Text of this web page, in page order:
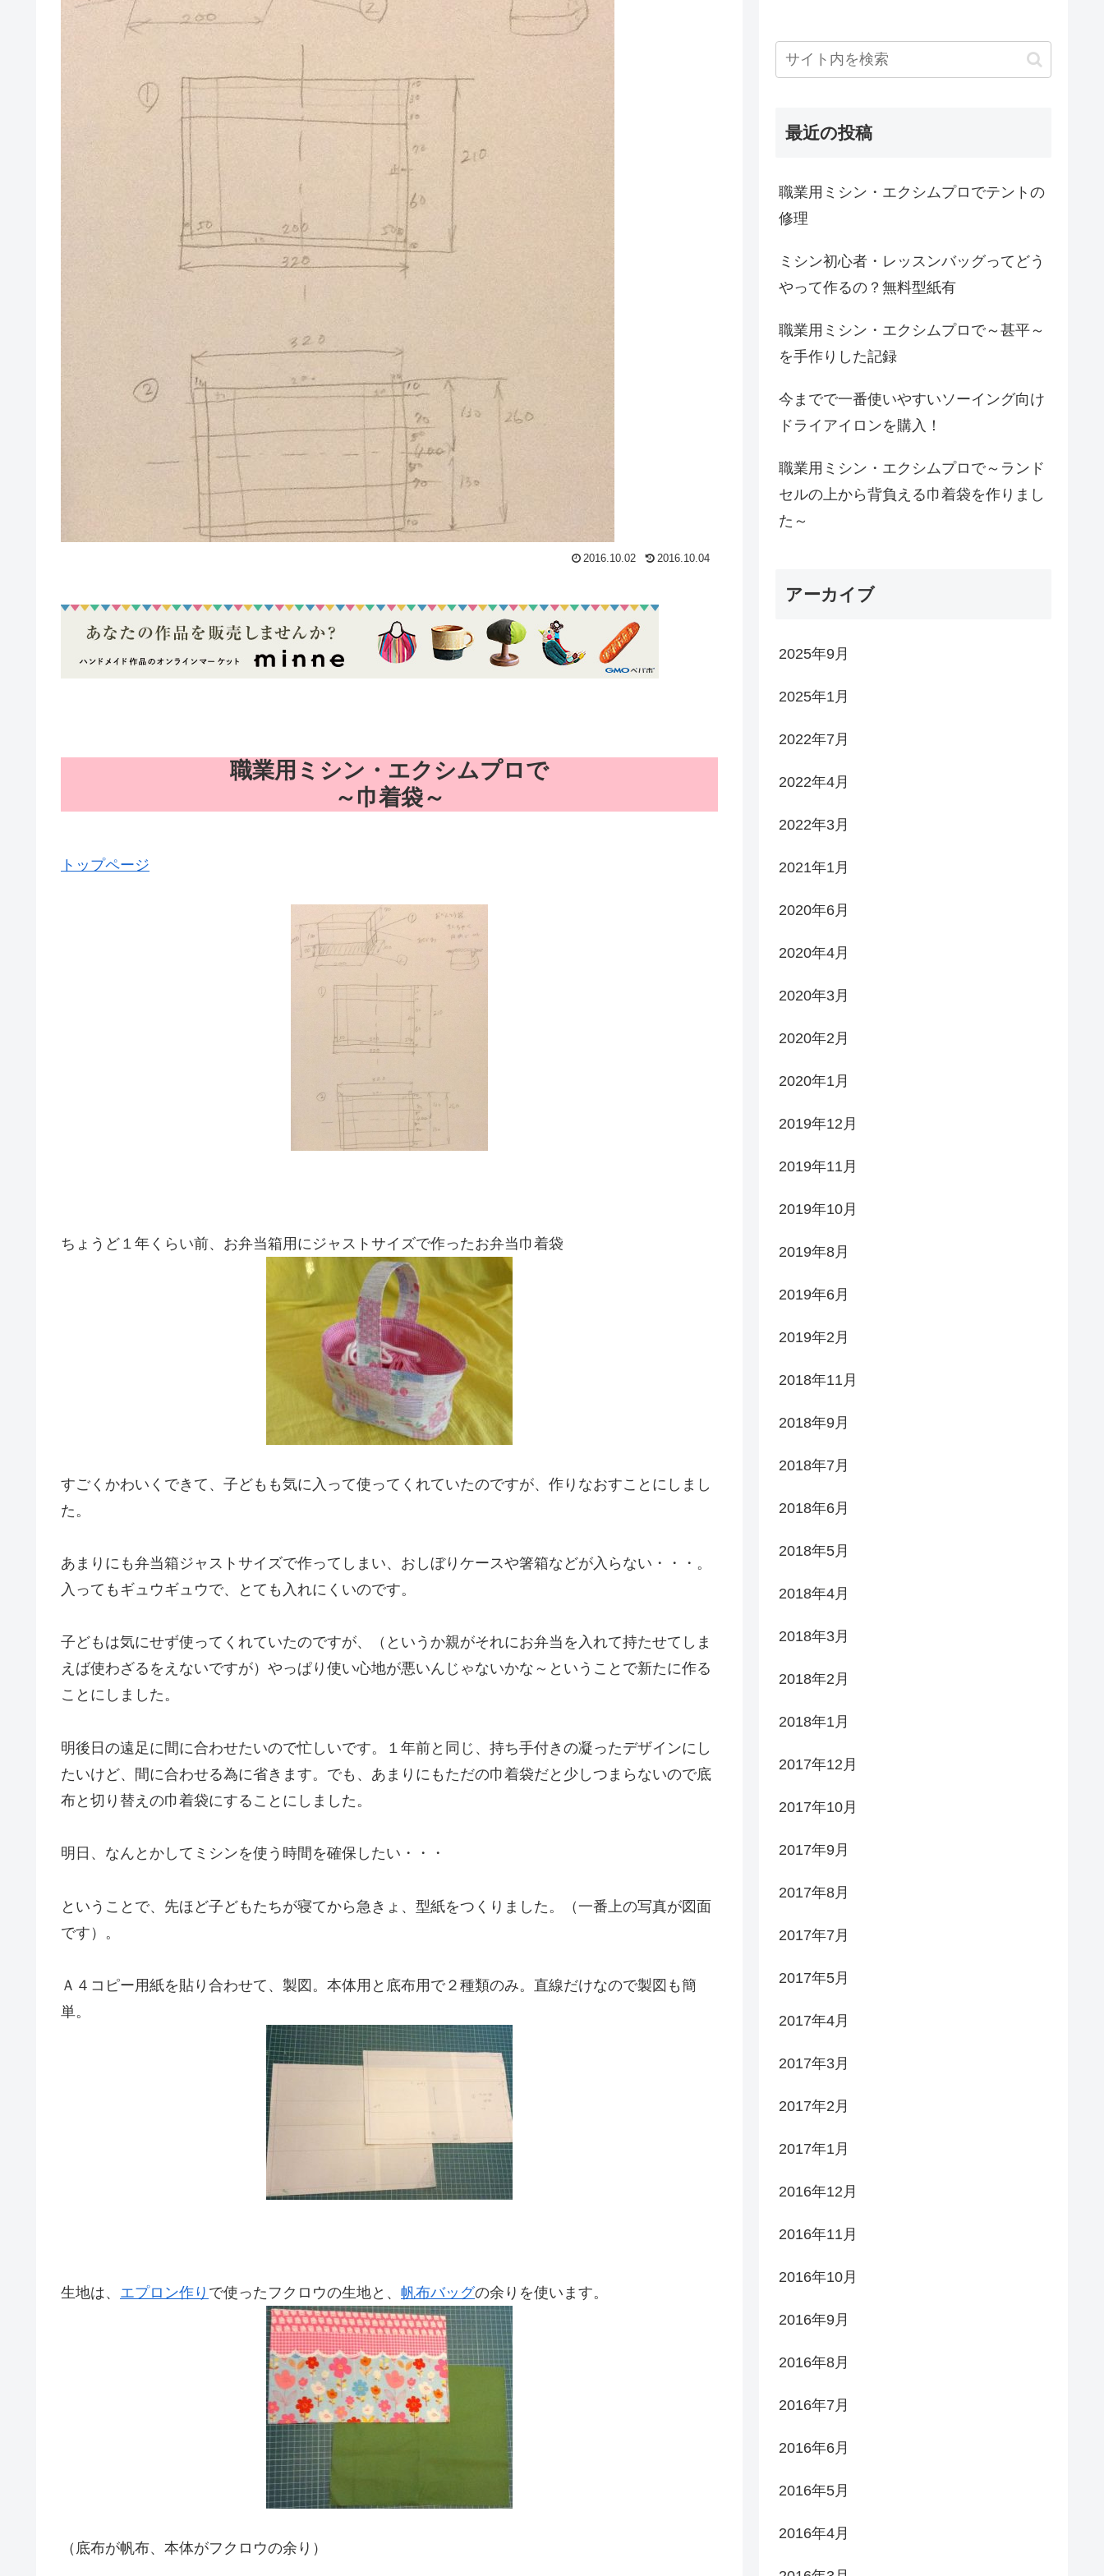
2016.10.02 2016.10.04
職業用ミシン・エクシムプロで
～巾着袋～
トップページ
ちょうど１年くらい前、お弁当箱用にジャストサイズで作ったお弁当巾着袋
すごくかわいくできて、子どもも気に入って使ってくれていたのですが、作りなおすことにしまし
た。
あまりにも弁当箱ジャストサイズで作ってしまい、おしぼりケースや箸箱などが入らない・・・。
入ってもギュウギュウで、とても入れにくいのです。
子どもは気にせず使ってくれていたのですが、（というか親がそれにお弁当を入れて持たせてしま
えば使わざるをえないですが）やっぱり使い心地が悪いんじゃないかな～ということで新たに作る
ことにしました。
明後日の遠足に間に合わせたいので忙しいです。１年前と同じ、持ち手付きの凝ったデザインにし
たいけど、間に合わせる為に省きます。でも、あまりにもただの巾着袋だと少しつまらないので底
布と切り替えの巾着袋にすることにしました。
明日、なんとかしてミシンを使う時間を確保したい・・・
ということで、先ほど子どもたちが寝てから急きょ、型紙をつくりました。（一番上の写真が図面
です）。
Ａ４コピー用紙を貼り合わせて、製図。本体用と底布用で２種類のみ。直線だけなので製図も簡
単。
生地は、 エプロン作り で使ったフクロウの生地と、 帆布バッグの余りを使います。
（底布が帆布、本体がフクロウの余り）
最近の投稿
職業用ミシン・エクシムプロでテントの
修理
ミシン初心者・レッスンバッグってどう
やって作るの？無料型紙有
職業用ミシン・エクシムプロで～甚平～
を手作りした記録
今までで一番使いやすいソーイング向け
ドライアイロンを購入！
職業用ミシン・エクシムプロで～ランド
セルの上から背負える巾着袋を作りまし
た～
アーカイブ
2025年9月
2025年1月
2022年7月
2022年4月
2022年3月
2021年1月
2020年6月
2020年4月
2020年3月
2020年2月
2020年1月
2019年12月
2019年11月
2019年10月
2019年8月
2019年6月
2019年2月
2018年11月
2018年9月
2018年7月
2018年6月
2018年5月
2018年4月
2018年3月
2018年2月
2018年1月
2017年12月
2017年10月
2017年9月
2017年8月
2017年7月
2017年5月
2017年4月
2017年3月
2017年2月
2017年1月
2016年12月
2016年11月
2016年10月
2016年9月
2016年8月
2016年7月
2016年6月
2016年5月
2016年4月